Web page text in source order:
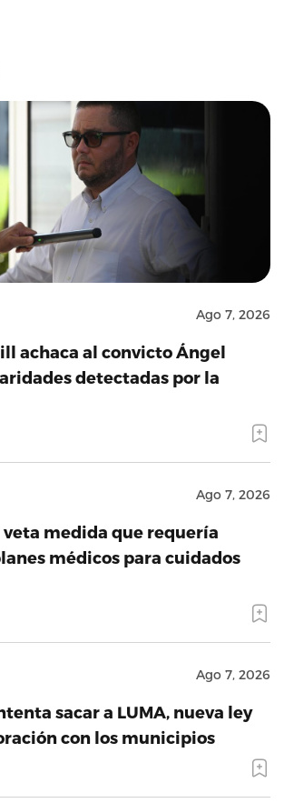
Ago 7, 2026
achaca al convicto Ángel
detectadas por la
Ago 7, 2026
veta medida que requería
médicos para cuidados
Ago 7, 2026
sacar a LUMA, nueva ley
con los municipios